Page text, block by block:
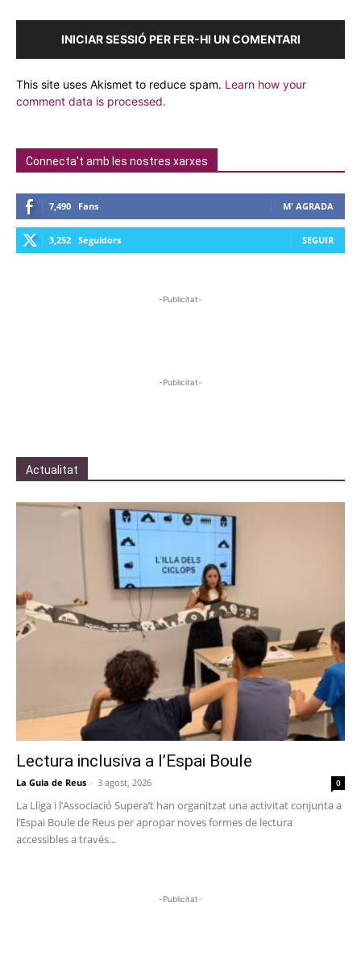
INICIAR SESSIÓ PER FER-HI UN COMENTARI
This site uses Akismet to reduce spam. Learn how your
comment data is processed.
Connecta't amb les nostres xarxes
7,490 Fans M' AGRADA
3,252 Seguidors SEGUIR
-Publicitat-
-Publicitat-
Actualitat
Lectura inclusiva a l’Espai Boule
La Guia de Reus - 3 agost, 2026 0
La Lliga i l’Associació Supera’t han organitzat una activitat conjunta a
l’Espai Boule de Reus per apropar noves formes de lectura
accessibles a través...
-Publicitat-